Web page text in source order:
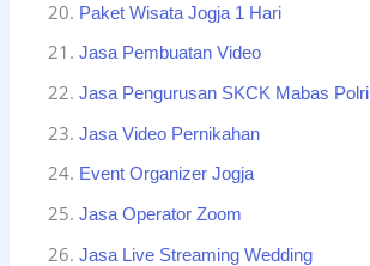
Paket Wisata Jogja 1 Hari
Jasa Pembuatan Video
Jasa Pengurusan SKCK Mabas Polri
Jasa Video Pernikahan
Event Organizer Jogja
Jasa Operator Zoom
Jasa Live Streaming Wedding